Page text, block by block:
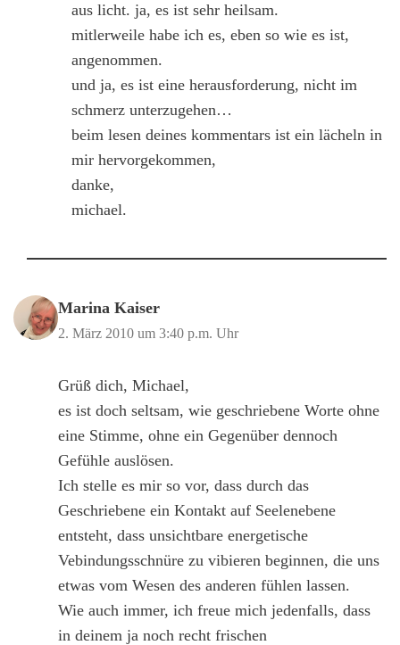
aus licht. ja, es ist sehr heilsam.
mitlerweile habe ich es, eben so wie es ist,
angenommen.
und ja, es ist eine herausforderung, nicht im
schmerz unterzugehen…
beim lesen deines kommentars ist ein lächeln in
mir hervorgekommen,
danke,
michael.
Marina Kaiser
2. März 2010 um 3:40 p.m. Uhr
Grüß dich, Michael,
es ist doch seltsam, wie geschriebene Worte ohne
eine Stimme, ohne ein Gegenüber dennoch
Gefühle auslösen.
Ich stelle es mir so vor, dass durch das
Geschriebene ein Kontakt auf Seelenebene
entsteht, dass unsichtbare energetische
Vebindungsschnüre zu vibieren beginnen, die uns
etwas vom Wesen des anderen fühlen lassen.
Wie auch immer, ich freue mich jedenfalls, dass
in deinem ja noch recht frischen